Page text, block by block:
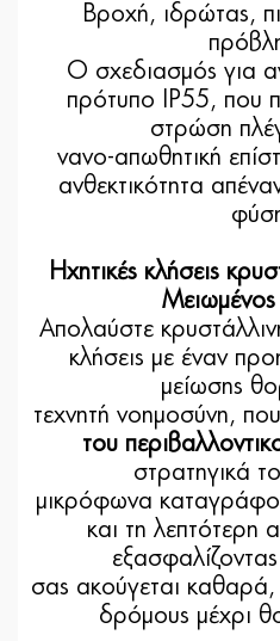
Βροχή, ιδρώτας,
Ο σχεδιασμός για
πρότυπο IP55, που
στρώση
νανο-απωθητική
ανθεκτικότητα
Ηχητικές κλήσεις
Απολαύστε
κλήσεις με έναν
μείωσης
τεχνητή νοημοσύνη, που
του
στρατηγικά
μικρόφωνα
και τη λεπτότερη
σας ακούγεται
δρόμους μέχρι